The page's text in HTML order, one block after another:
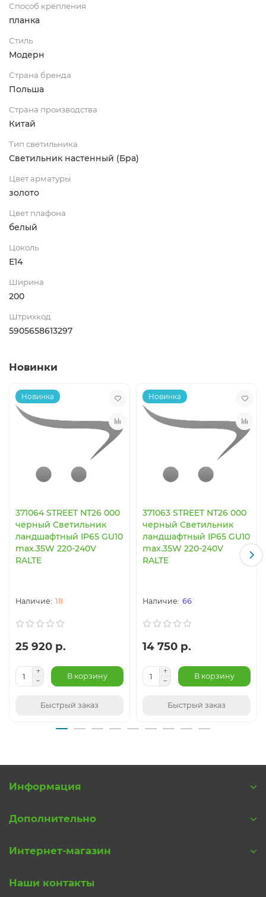
Способ крепления
планка
Стиль
Модерн
Страна бренда
Польша
Страна производства
Китай
Тип светильника
Светильник настенный (Бра)
Цвет арматуры
золото
Цвет плафона
белый
Цоколь
Е14
Ширина
200
Штрихкод
5905658613297
Новинки
Новинка
371064 STREET NT26 000
черный Светильник
ландшафтный IP65 GU10
max.35W 220-240V
RALTE
18
25 920 р.
В корзину
Быстрый заказ
Новинка
371063 STREET NT26 000
черный Светильник
ландшафтный IP65 GU10
max.35W 220-240V
RALTE
66
14 750 р.
В корзину
Быстрый заказ
Информация
Дополнительно
Интернет-магазин
Наши контакты